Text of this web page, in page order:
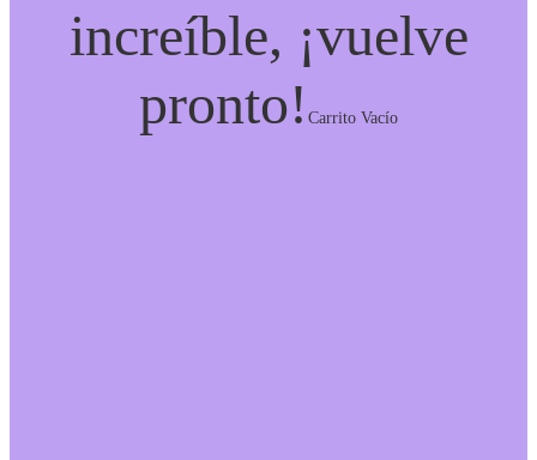
increíble, ¡vuelve
pronto!